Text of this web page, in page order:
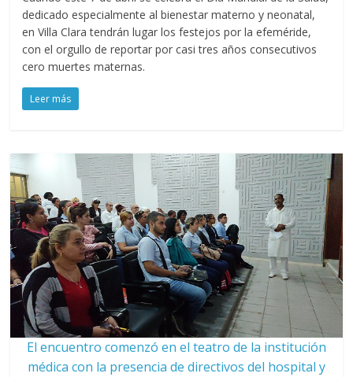
dedicado especialmente al bienestar materno y neonatal,
en Villa Clara tendrán lugar los festejos por la efeméride,
con el orgullo de reportar por casi tres años consecutivos
cero muertes maternas.
Leer más
El encuentro comenzó en el teatro de la institución
médica con la presencia de directivos del hospital y